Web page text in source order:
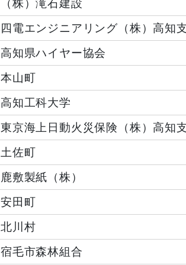
（株）滝石建設
四電エンジニアリング（株）高知
高知県ハイヤー協会
本山町
高知工科大学
東京海上日動火災保険（株）高知
土佐町
鹿敷製紙（株）
安田町
北川村
宿毛市森林組合